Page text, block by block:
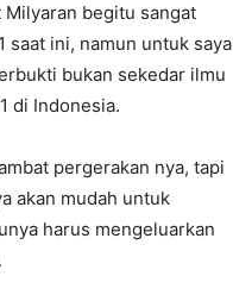
Milyaran begitu sangat
saat ini, namun untuk saya
bukan sekedar ilmu
di Indonesia.
pergerakan nya, tapi
akan mudah untuk
harus mengeluarkan